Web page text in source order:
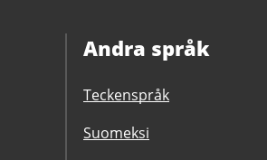
Andra språk
Teckenspråk
Suomeksi